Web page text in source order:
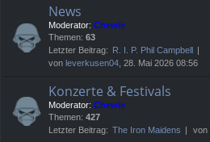
News
Moderator: Chewie
Themen: 63
Letzter Beitrag: R. I. P. Phil Campbell
von leverkusen04 , 28. Mai 2026 08:56
Konzerte & Festivals
Moderator: Chewie
Themen: 427
Letzter Beitrag: The Iron Maidens von